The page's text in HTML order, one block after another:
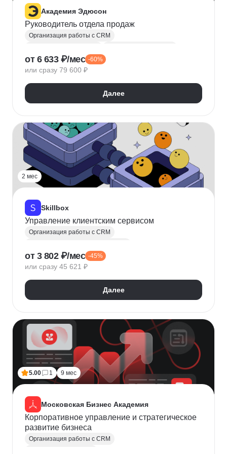
Академия Эдюсон
Руководитель отдела продаж
Организация работы с CRM
Коммерческий директор
Ведение переговоров
Мотивация сотрудников
Построение команды
Управление командами
от 6 633 ₽/мес -60%
или сразу 79 600 ₽
Далее
2 мес
Skillbox
Управление клиентским сервисом
Организация работы с CRM
Автоматизация процессов
Руководитель
CJM
Управление командами
Kanban
Miro
от 3 802 ₽/мес -45%
или сразу 45 621 ₽
Далее
5.00 1 9 мес
Московская Бизнес Академия
Корпоративное управление и стратегическое
развитие бизнеса
Организация работы с CRM